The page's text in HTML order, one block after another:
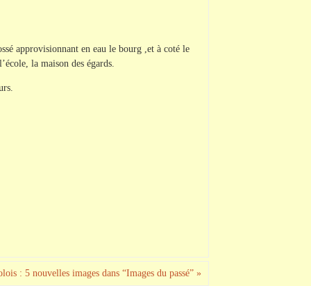
approvisionnant en eau le bourg ,et à coté le
la maison des égards.
: 5 nouvelles images dans “Images du passé” »